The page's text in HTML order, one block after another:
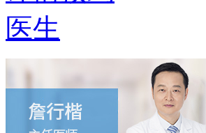
医生